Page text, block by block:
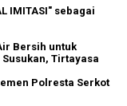
IMITASI" sebagai
Bersih untuk
Tirtayasa
Polresta Serkot